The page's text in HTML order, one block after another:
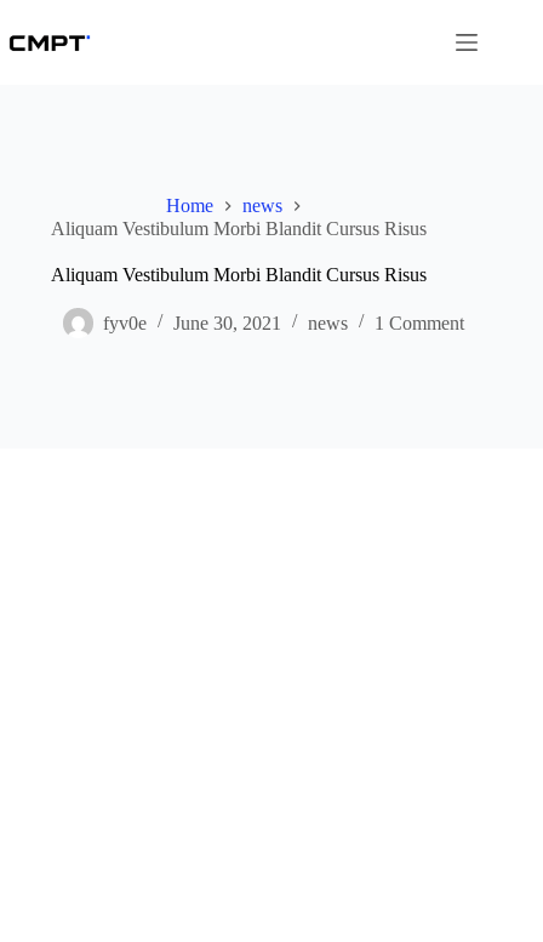
to
content
Home
news
Aliquam Vestibulum Morbi Blandit Cursus Risus
Aliquam Vestibulum Morbi Blandit Cursus Risus
fyv0e June 30, 2021 news 1 Comment